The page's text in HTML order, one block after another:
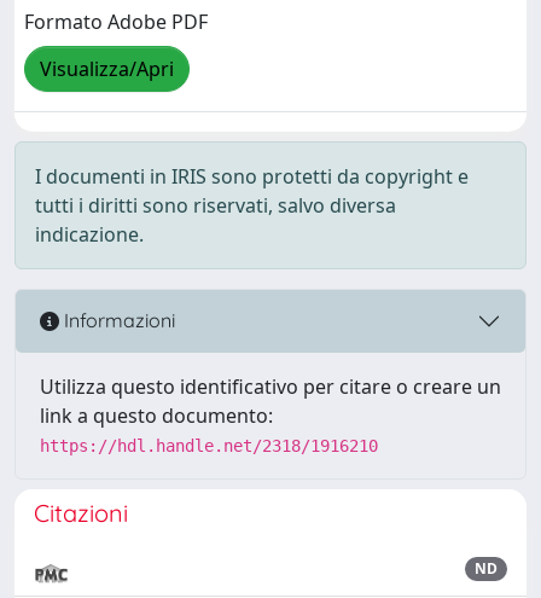
Formato Adobe PDF
Visualizza/Apri
I documenti in IRIS sono protetti da copyright e
tutti i diritti sono riservati, salvo diversa
indicazione.
Informazioni
Utilizza questo identificativo per citare o creare un
link a questo documento:
https://hdl.handle.net/2318/1916210
Citazioni
ND